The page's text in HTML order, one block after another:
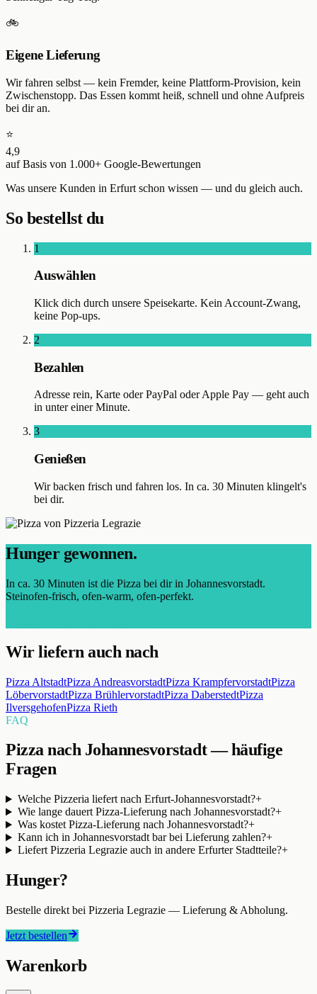
🚲
Eigene Lieferung
Wir fahren selbst — kein Fremder, keine Plattform-Provision, kein
Zwischenstopp. Das Essen kommt heiß, schnell und ohne Aufpreis
bei dir an.
⭐
4,9
auf Basis von 1.000+ Google-Bewertungen
Was unsere Kunden in Erfurt schon wissen — und du gleich auch.
So bestellst du
1
Auswählen
Klick dich durch unsere Speisekarte. Kein Account-Zwang,
keine Pop-ups.
2
Bezahlen
Adresse rein, Karte oder PayPal oder Apple Pay — geht auch
in unter einer Minute.
3
Genießen
Wir backen frisch und fahren los. In ca. 30 Minuten klingelt's
bei dir.
Hunger gewonnen.
In ca. 30 Minuten ist die Pizza bei dir in Johannesvorstadt.
Steinofen-frisch, ofen-warm, ofen-perfekt.
Wir liefern auch nach
Pizza AltstadtPizza AndreasvorstadtPizza KrampfervorstadtPizza
LöbervorstadtPizza BrühlervorstadtPizza DaberstedtPizza
IlversgehofenPizza Rieth
FAQ
Pizza nach Johannesvorstadt — häufige
Fragen
Welche Pizzeria liefert nach Erfurt-Johannesvorstadt?+
Wie lange dauert Pizza-Lieferung nach Johannesvorstadt?+
Was kostet Pizza-Lieferung nach Johannesvorstadt?+
Kann ich in Johannesvorstadt bar bei Lieferung zahlen?+
Liefert Pizzeria Legrazie auch in andere Erfurter Stadtteile?+
Hunger?
Bestelle direkt bei Pizzeria Legrazie — Lieferung & Abholung.
Jetzt bestellen
Warenkorb